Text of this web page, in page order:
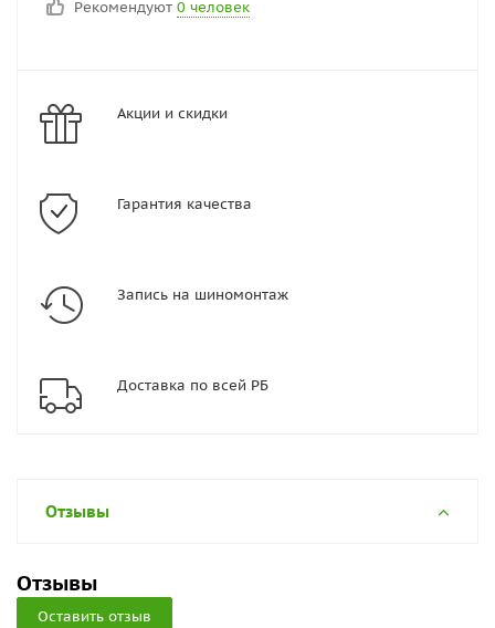
Рекомендуют 0 человек
Акции и скидки
Гарантия качества
Запись на шиномонтаж
Доставка по всей РБ
Отзывы
Отзывы
Оставить отзыв